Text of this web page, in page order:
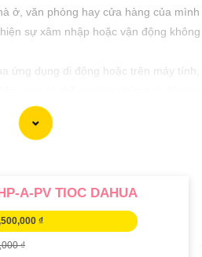
ở, văn phòng hay cửa hàng của
sự xâm nhập hoặc vận động
ứng dụng di động hoặc trên máy
A-PV TIOC DAHUA
₫
₫